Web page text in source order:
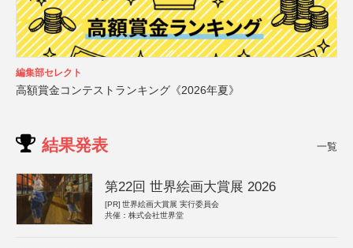
編集部セレクト
高額賞金コンテストランキング《2026年夏》
結果発表 一覧
第22回 世界絵画大賞展 2026
[PR] 世界絵画大賞展 実行委員会
共催：株式会社世界堂